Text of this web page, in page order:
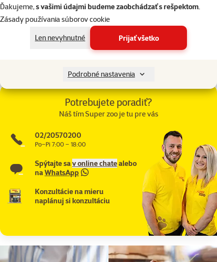
Ďakujeme,s vašimi údajmi budeme zaobchádzať s rešpektom.
Zásady používania súborov cookie
Len nevyhnutné
Prijať všetko
Podrobné nastavenia
Výška
26,5 cm
Výška
13,19 €
Bežná cena
Články a poradňa
Potrebujete poradiť?
Náš tím Super zoo je tu pre vás
02/20570200
Po–Pi 7:00 – 18:00
Spýtajte sav online chatealebo
naWhatsApp
Konzultácie na mieru
naplánuj si konzultáciu